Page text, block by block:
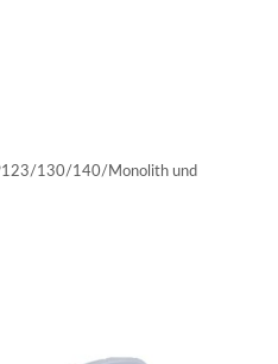
130/140/Monolith und